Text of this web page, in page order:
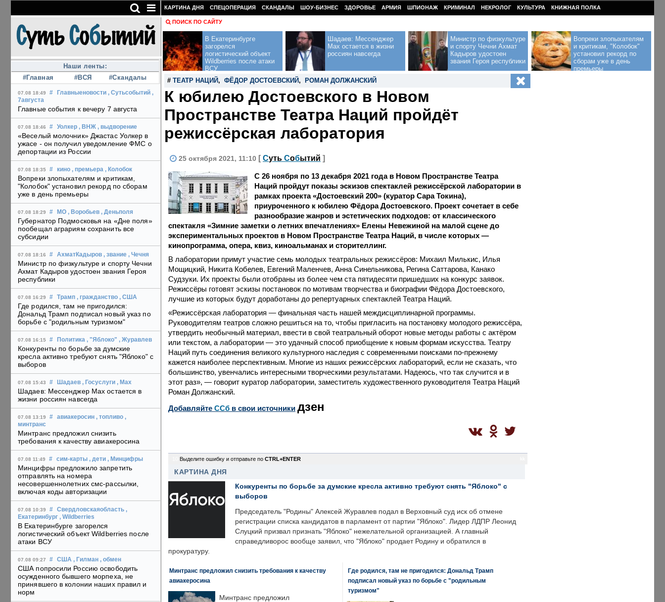
Наши ленты:
#Главная
#ВСЯ #Скандалы
07.08 18:49 # Главныеновости , Сутьсобытий ,
7августа
Главные события к вечеру 7 августа
07.08 18:46 # Уолкер , ВНЖ , выдворение
«Веселый молочник» Джастас Уолкер в
ужасе - он получил уведомление ФМС о
депортации из России
07.08 18:35 # кино , премьера , Колобок
Вопреки злопыхателям и критикам,
"Колобок" установил рекорд по сборам
уже в день премьеры
07.08 18:29 # МО , Воробьев , Деньполя
Губернатор Подмосковья на «Дне поля»
пообещал аграриям сохранить все
субсидии
07.08 18:16 # АхматКадыров , звание , Чечня
Министр по физкультуре и спорту Чечни
Ахмат Кадыров удостоен звания Героя
республики
07.08 16:29 # Трамп , гражданство , США
Где родился, там не пригодился:
Дональд Трамп подписал новый указ по
борьбе с "родильным туризмом"
07.08 16:15 # Политика , "Яблоко" , Журавлев
Конкуренты по борьбе за думские
кресла активно требуют снять "Яблоко" с
выборов
07.08 15:43 # Шадаев , Госуслуги , Max
Шадаев: Мессенджер Max остается в
жизни россиян навсегда
07.08 13:19 # авиакеросин , топливо ,
минтранс
Минтранс предложил снизить
требования к качеству авиакеросина
07.08 11:49 # сим-карты , дети , Минцифры
Минцифры предложило запретить
отправлять на номера
несовершеннолетних смс-рассылки,
включая коды авторизации
07.08 10:39 # Свердловскаяобласть ,
Екатеринбург , Wildberries
В Екатеринбурге загорелся
логистический объект Wildberries после
атаки ВСУ
07.08 09:27 # США , Гилман , обмен
США попросили Россию освободить
осужденного бывшего морпеха, не
принявшего в колонии наших правил и
норм
КАРТИНА ДНЯ СПЕЦОПЕРАЦИЯ СКАНДАЛЫ ШОУ-БИЗНЕС ЗДОРОВЬЕ АРМИЯ ШПИОНАЖ КРИМИНАЛ НЕКРОЛОГ КУЛЬТУРА КНИЖНАЯ ПОЛКА
ПОИСК ПО САЙТУ
В Екатеринбурге
загорелся
логистический объект
Wildberries после атаки
ВСУ
Шадаев: Мессенджер
Max остается в жизни
россиян навсегда
Министр по физкультуре
и спорту Чечни Ахмат
Кадыров удостоен
звания Героя республики
Вопреки злопыхателям
и критикам, "Колобок"
установил рекорд по
сборам уже в день
премьеры
# ТЕАТР НАЦИЙ , ФЁДОР ДОСТОЕВСКИЙ , РОМАН ДОЛЖАНСКИЙ
К юбилею Достоевского в Новом
Пространстве Театра Наций пройдёт
режиссёрская лаборатория
25 октября 2021, 11:10 [ Суть Событий ]
С 26 ноября по 13 декабря 2021 года в Новом Пространстве Театра
Наций пройдут показы эскизов спектаклей режиссёрской лаборатории в
рамках проекта «Достоевский 200» (куратор Сара Токина),
приуроченного к юбилею Фёдора Достоевского. Проект сочетает в себе
разнообразие жанров и эстетических подходов: от классического
спектакля «Зимние заметки о летних впечатлениях» Елены Невежиной на малой сцене до
экспериментальных проектов в Новом Пространстве Театра Наций, в числе которых —
кинопрограмма, опера, квиз, киноальманах и сторителлинг.
В лаборатории примут участие семь молодых театральных режиссёров: Михаил Милькис, Илья
Мощицкий, Никита Кобелев, Евгений Маленчев, Анна Синельникова, Регина Саттарова, Канако
Судзуки. Их проекты были отобраны из более чем ста пятидесяти пришедших на конкурс заявок.
Режиссёры готовят эскизы постановок по мотивам творчества и биографии Фёдора Достоевского,
лучшие из которых будут доработаны до репертуарных спектаклей Театра Наций.
«Режиссёрская лаборатория — финальная часть нашей междисциплинарной программы.
Руководителям театров сложно решиться на то, чтобы пригласить на постановку молодого режиссёра,
утвердить необычный материал, ввести в свой театральный оборот новые методы работы с актёром
или текстом, а лаборатории — это удачный способ приобщение к новым формам искусства. Театру
Наций путь соединения великого культурного наследия с современными поисками по-прежнему
кажется наиболее перспективным. Многие из наших режиссёрских лабораторий, если не сказать, что
большинство, увенчались интересными творческими результатами. Надеюсь, что так случится и в
этот раз», — говорит куратор лаборатории, заместитель художественного руководителя Театра Наций
Роман Должанский.
Добавляйте CСб в свои источники дзен
Выделите ошибку и отправьте по CTRL+ENTER
КАРТИНА ДНЯ
Конкуренты по борьбе за думские кресла активно требуют снять "Яблоко" с
выборов
Председатель "Родины" Алексей Журавлев подал в Верховный суд иск об отмене
регистрации списка кандидатов в парламент от партии "Яблоко". Лидер ЛДПР Леонид
Слуцкий призвал признать "Яблоко" нежелательной организацией. А главный
справедливорос вообще заявил, что "Яблоко" продает Родину и обратился в
прокуратуру.
Минтранс предложил снизить требования к качеству
авиакеросина
Минтранс предложил
Где родился, там не пригодился: Дональд Трамп
подписал новый указ по борьбе с "родильным
туризмом"